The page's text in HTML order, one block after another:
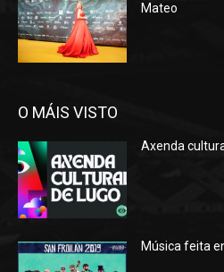
Mateo
O MÁIS VISTO
Axenda
Música feita